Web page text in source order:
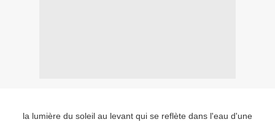
la lumière du soleil au levant qui se reflète dans l'eau d'une